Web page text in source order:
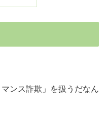
ンス詐欺」を扱うだなん